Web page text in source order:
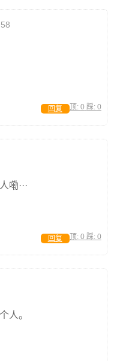
顶: 0 踩: 0
回复
嘞···
顶: 0 踩: 0
回复
人。